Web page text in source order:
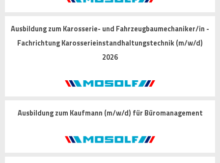
Ausbildung zum Karosserie- und Fahrzeugbaumechaniker/in -
Fachrichtung Karosserieinstandhaltungstechnik (m/w/d)
2026
Ausbildung zum Kaufmann (m/w/d) für Büromanagement